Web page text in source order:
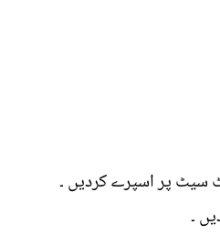
سیٹ پر اسپرے کردیں ۔
۔